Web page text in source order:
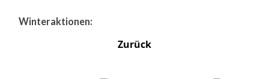
Winteraktionen:
Zurück